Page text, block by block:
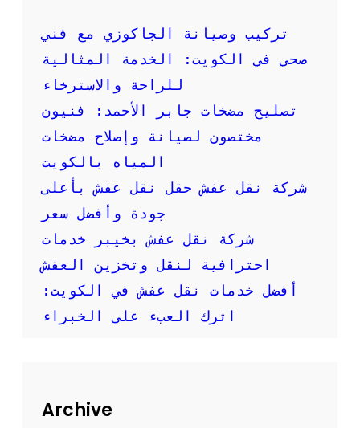
ر
م
ن
س
ب
ة
؟
د
م
ة
ق
ا
م
و
ش
ع
ش
تركيب وصيانة الجاكوزي مع فني
صحي في الكويت: الخدمة المثالية
للراحة والاسترخاء
تصليح مضخات جابر الأحمد: فنيون
مختصون لصيانة وإصلاح مضخات
المياه بالكويت
شركة نقل عفش حقل نقل عفش بأعلى
جودة وأفضل سعر
شركة نقل عفش بخيبر خدمات
أفضل خدمات نقل عفش في الكويت:
اترك العبء على الخبراء
Archive